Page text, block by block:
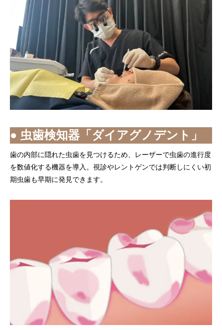
● 虫歯検知器「ダイアグノデント」
歯の内部に隠れた虫歯を見つけるため、レーザーで虫歯の進行度
を数値化する機器を導入。視診やレントゲンでは判断しにくい初
期虫歯も早期に発見できます。